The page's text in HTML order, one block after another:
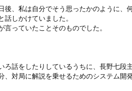
後、私は自分でそう思ったかのように、
しかけていました。
っていたことそのものでした。
ろ話をしたりしているうちに、長野七段
、対局に解説を乗せるためのシステム開